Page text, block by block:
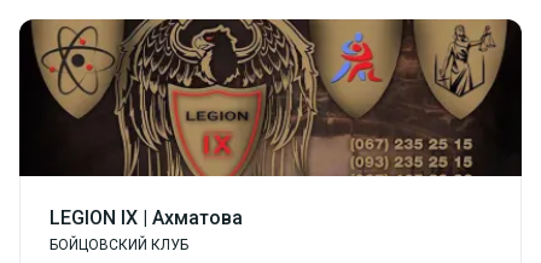
LEGION IX | Ахматова
БОЙЦОВСКИЙ КЛУБ